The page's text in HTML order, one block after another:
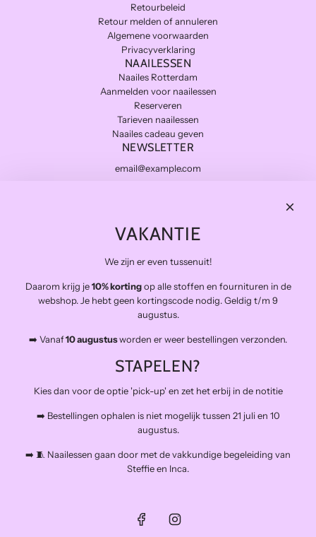
Retourbeleid
Retour melden of annuleren
Algemene voorwaarden
Privacyverklaring
NAAILESSEN
Naailes Rotterdam
Aanmelden voor naailessen
Reserveren
Tarieven naailessen
Naailes cadeau geven
NEWSLETTER
Kwaliteitsstoffen die lang meegaan en zo duurzaam mogelijk.
Veilig betalen
Snelle levering
Op afspraak open voor atelierbezoek en het afhalen van
bestellingen (buiten de naailessen om)
The Final Stitch bevindt zich in 'De Kroon', een verzamelgebouw voor
Schiemond 20, 3024EE Rotterdam
Mail: info@thefinalstitch.nl
Open op afspraak voor shoppen en het afhalen van bestellingen
buiten de naailessen om.
© 2026, The Final Stitch
VAKANTIE
We zijn er even tussenuit!
Daarom krijg je10% kortingop alle stoffen en fournituren in de
webshop. Je hebt geen kortingscode nodig. Geldig t/m 9
augustus.
➡️ Vanaf10 augustusworden er weer bestellingen verzonden.
STAPELEN?
Kies dan voor de optie 'pick-up' en zet het erbij in de notitie
➡️ Bestellingen ophalen is niet mogelijk tussen 21 juli en 10
augustus.
➡️ 🧵 Naailessen gaan door met de vakkundige begeleiding van
Steffie en Inca.